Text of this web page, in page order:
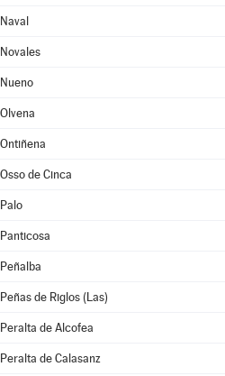
Naval
Novales
Nueno
Olvena
Ontiñena
Osso de Cinca
Palo
Panticosa
Peñalba
Peñas de Riglos (Las)
Peralta de Alcofea
Peralta de Calasanz